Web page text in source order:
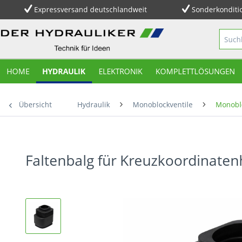
Expressversand deutschlandweit
HOME HYDRAULIK ELEKTRONIK KOMPLETTLÖSUNGEN
Übersicht Hydraulik Monoblockventile
Faltenbalg für